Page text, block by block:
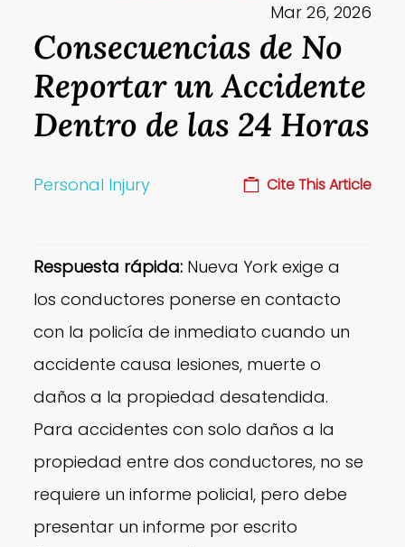
Mar 26, 2026
Consecuencias de No
Reportar un Accidente
Dentro de las 24 Horas
Personal Injury Cite This Article
Respuesta rápida: Nueva York exige a
los conductores ponerse en contacto
con la policía de inmediato cuando un
accidente causa lesiones, muerte o
daños a la propiedad desatendida.
Para accidentes con solo daños a la
propiedad entre dos conductores, no se
requiere un informe policial, pero debe
presentar un informe por escrito